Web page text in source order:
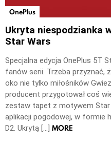
OnePlus
Ukryta niespodzianka
Star Wars
Specjalna edycja OnePlus 5T
fanów serii. Trzeba przyznać,
oko nie tylko miłośników
producent przygotował coś
zestaw tapet z motywem Star
aplikacji pogodowej, w formie
D2. Ukrytą […] MORE